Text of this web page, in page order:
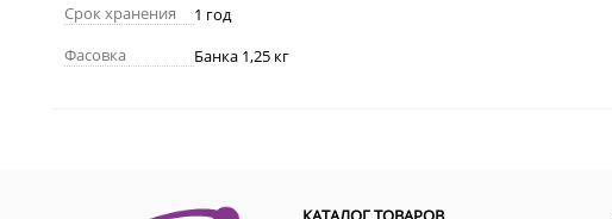
Срок хранения
1 год
Фасовка
Банка 1,25 кг